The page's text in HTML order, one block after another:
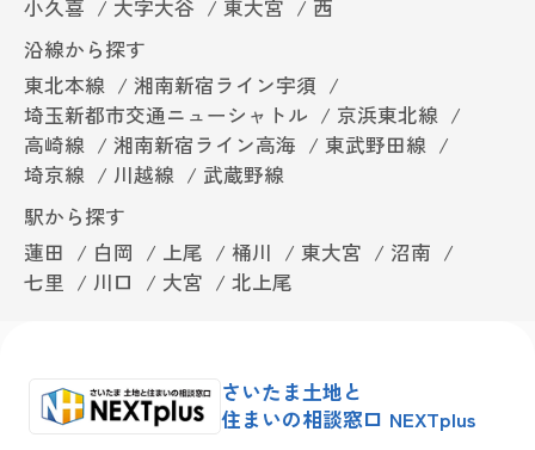
小久喜
大字大谷 東大宮
西
沿線から探す
東北本線
湘南新宿ライン宇須
埼玉新都市交通ニューシャトル
京浜東北線
高崎線
湘南新宿ライン高海
東武野田線
埼京線
川越線
武蔵野線
駅から探す
蓮田
白岡 上尾 桶川 東大宮
沼南
七里
川口 大宮 北上尾
さいたま土地と
住まいの相談窓口 NEXTplus